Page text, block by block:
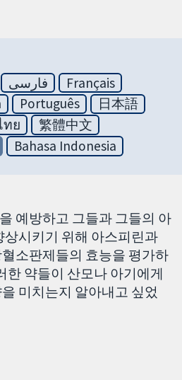
فارسی
Français
Português
日本語
ทย
繁體中文
Bahasa Indonesia
예방하고 그들과 그들의 아
상시키기 위해 아스피린과
소판제들의 효능을 평가하
한 약들이 산모나 아기에게
미치는지 알아내고 싶었